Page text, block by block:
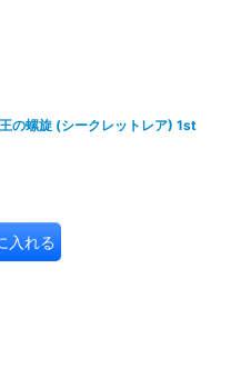
の螺旋 (シークレットレア) 1st
入れる